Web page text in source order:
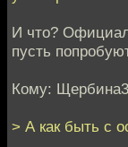
И что?
пусть
Кому:
> А как быть с